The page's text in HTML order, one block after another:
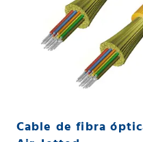
Cable de fibra